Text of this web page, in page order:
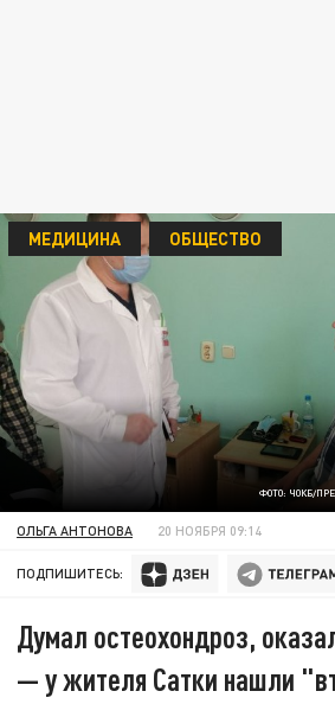
ФОТО: ЧОКБ/
МЕДИЦИНА ОБЩЕСТВО
ОЛЬГА АНТОНОВА 20 НОЯБРЯ 09:14
ПОДПИШИТЕСЬ:
Думал остеохондроз,
— у жителя Сатки нашли